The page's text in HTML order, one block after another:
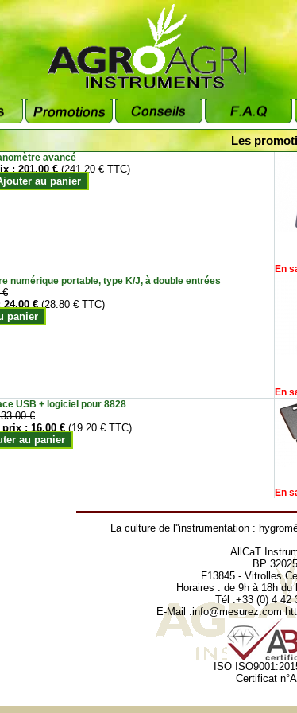
Les
avancé
:201.00 € (241.20 € TTC)
au panier
En
numérique portable, type K/J, à double entrées
€
24.00 € (28.80 € TTC)
panier
En
USB + logiciel pour 8828
33.00 €
prix :16.00 € (19.20 € TTC)
au panier
En
La culture de l''instrumentation :
AllCaT
BP 32025
F13845 - Vitrolles
Horaires : de 9h à 18h du
Tél :+33 (0) 4 42
E-Mail :info@mesurez.com
ISO
Certificat